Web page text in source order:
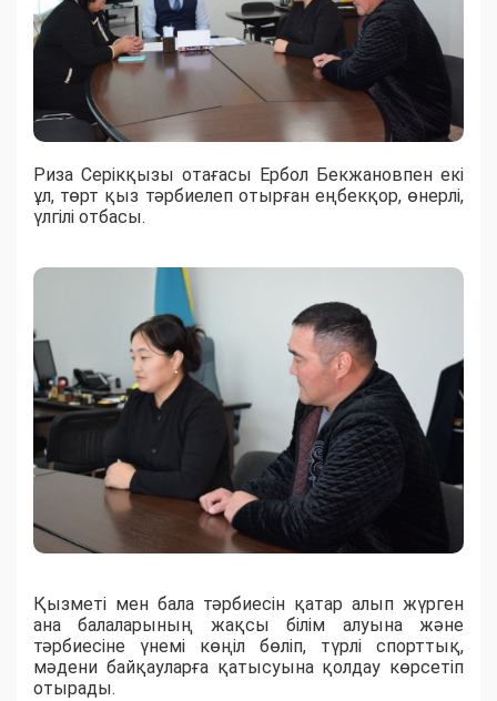
Риза Серікқызы отағасы Ербол Бекжановпен екі
ұл, төрт қыз тәрбиелеп отырған еңбекқор, өнерлі,
үлгілі отбасы.
Қызметі мен бала тәрбиесін қатар алып жүрген
ана балаларының жақсы білім алуына және
тәрбиесіне үнемі көңіл бөліп, түрлі спорттық,
мәдени байқауларға қатысуына қолдау көрсетіп
отырады.